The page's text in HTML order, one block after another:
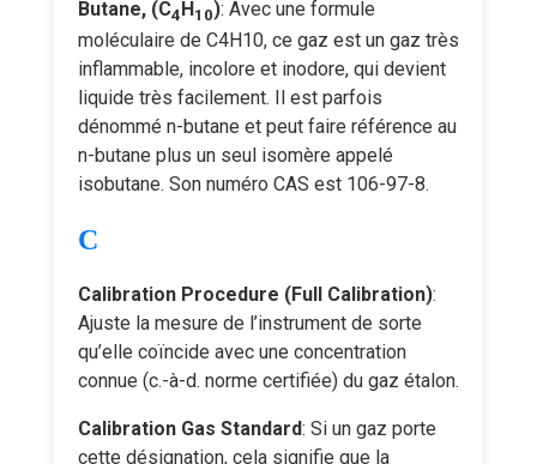
Butane, (C4H10): Avec une formule
moléculaire de C4H10, ce gaz est un gaz très
inflammable, incolore et inodore, qui devient
liquide très facilement. Il est parfois
dénommé n-butane et peut faire référence au
n-butane plus un seul isomère appelé
isobutane. Son numéro CAS est 106-97-8.
C
Calibration Procedure (Full Calibration):
Ajuste la mesure de l’instrument de sorte
qu’elle coïncide avec une concentration
connue (c.-à-d. norme certifiée) du gaz étalon.
Calibration Gas Standard: Si un gaz porte
cette désignation, cela signifie que la